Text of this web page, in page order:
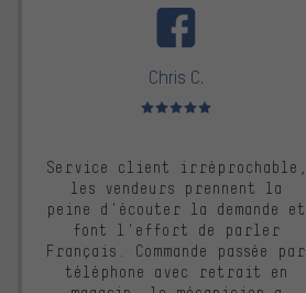
Chris C.
Note moyenne : 5 sur 5
Service client irréprochable,
les vendeurs prennent la
peine d'écouter la demande et
font l'effort de parler
Français. Commande passée par
téléphone avec retrait en